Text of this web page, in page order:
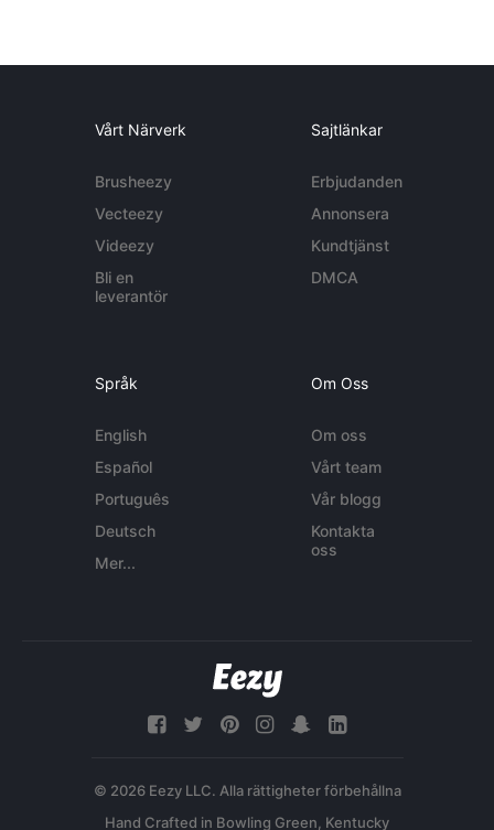
Vårt Närverk
Brusheezy
Vecteezy
Videezy
Bli en
leverantör
Sajtlänkar
Erbjudanden
Annonsera
Kundtjänst
DMCA
Språk
English
Español
Português
Deutsch
Mer...
Om Oss
Om oss
Vårt team
Vår blogg
Kontakta
oss
© 2026 Eezy LLC. Alla rättigheter förbehållna